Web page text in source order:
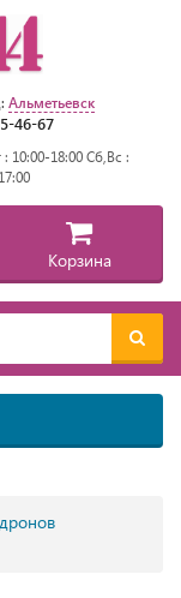
Альметьевск
46-67
10:00-18:00 Сб,Вс :
Корзина